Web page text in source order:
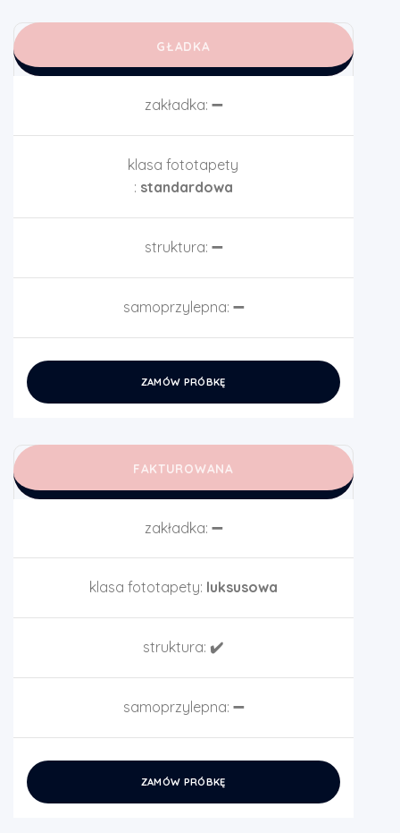
GŁADKA
zakładka: ➖
klasa fototapety
: standardowa
struktura: ➖
samoprzylepna: ➖
ZAMÓW PRÓBKĘ
FAKTUROWANA
zakładka: ➖
klasa fototapety: luksusowa
struktura: ✔️
samoprzylepna: ➖
ZAMÓW PRÓBKĘ